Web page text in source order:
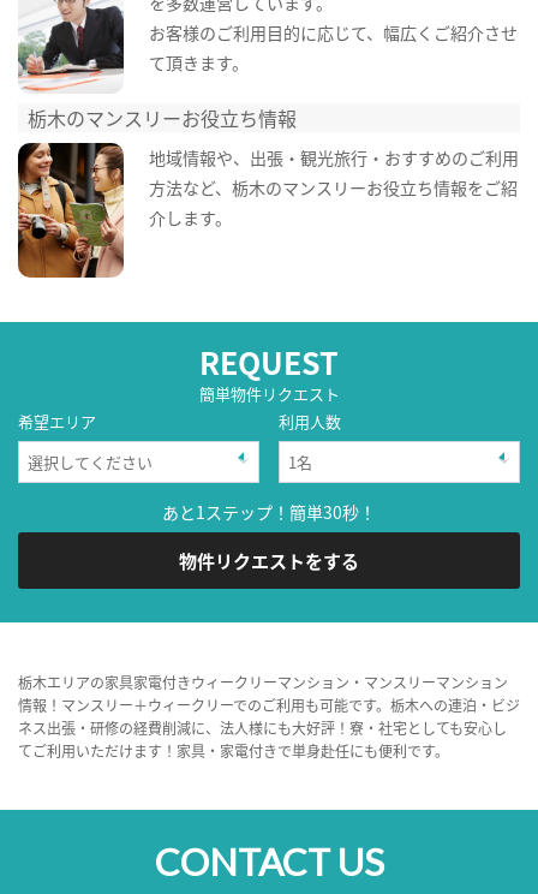
お客様のご利用目的に応じて、幅広くご紹介させ
て頂きます。
栃木のマンスリーお役立ち情報
地域情報や、出張・観光旅行・おすすめのご利用
方法など、栃木のマンスリーお役立ち情報をご紹
介します。
REQUEST
簡単物件リクエスト
希望エリア
利用人数
あと1ステップ！簡単30秒！
物件リクエストをする
栃木エリアの家具家電付きウィークリーマンション・マンスリーマンション
情報！マンスリー＋ウィークリーでのご利用も可能です。栃木への連泊・ビジ
ネス出張・研修の経費削減に、法人様にも大好評！寮・社宅としても安心し
てご利用いただけます！家具・家電付きで単身赴任にも便利です。
CONTACT US